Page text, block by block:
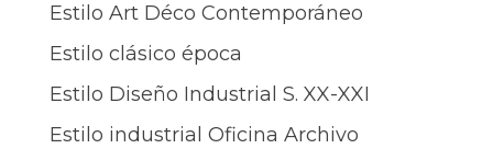
Estilo Art Déco Contemporáneo
Estilo clásico época
Estilo Diseño Industrial S. XX-XXI
Estilo industrial Oficina Archivo